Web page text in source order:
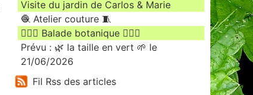
Visite du jardin de Carlos & Marie
🧶 Atelier couture 🧵
🚶🏻‍♀️ Balade botanique 🚶🏻‍♂️
Prévu : 🌿 la taille en vert 🌱 le
21/06/2026
Fil Rss des articles